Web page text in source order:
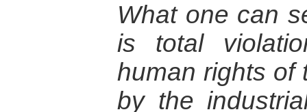
What one can
is total
human rights of
by the